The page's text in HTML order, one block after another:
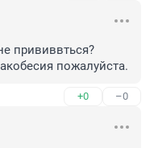
прививвться?
пожалуйста.
+0 –0